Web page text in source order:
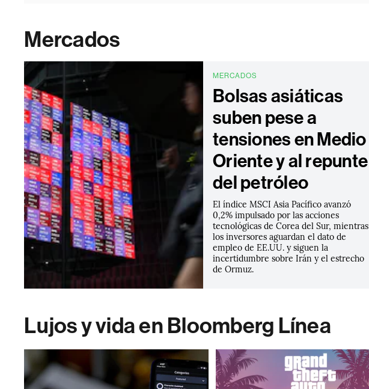
Mercados
MERCADOS
Bolsas asiáticas
suben pese a
tensiones en Medio
Oriente y al repunte
del petróleo
El índice MSCI Asia Pacífico avanzó
0,2% impulsado por las acciones
tecnológicas de Corea del Sur, mientras
los inversores aguardan el dato de
empleo de EE.UU. y siguen la
incertidumbre sobre Irán y el estrecho
de Ormuz.
Lujos y vida en Bloomberg Línea